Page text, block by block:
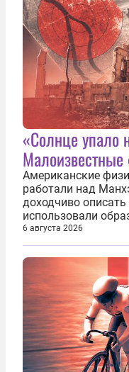
«Солнце упало
Американские
работали над
доходчиво
использовали
тысячи солнц
японских городов
которых США в
6 августа 2026